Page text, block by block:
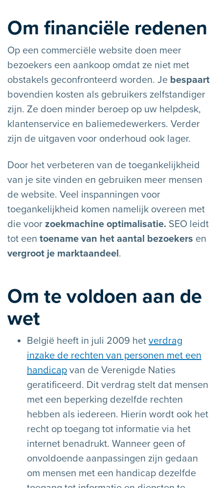
Om financiële redenen
Op een commerciële website doen meer
bezoekers een aankoop omdat ze niet met
obstakels geconfronteerd worden. Je bespaart
bovendien kosten als gebruikers zelfstandiger
zijn. Ze doen minder beroep op uw helpdesk,
klantenservice en baliemedewerkers. Verder
zijn de uitgaven voor onderhoud ook lager.
Door het verbeteren van de toegankelijkheid
van je site vinden en gebruiken meer mensen
de website. Veel inspanningen voor
toegankelijkheid komen namelijk overeen met
die voor zoekmachine optimalisatie. SEO leidt
tot een toename van het aantal bezoekers en
vergroot je marktaandeel.
Om te voldoen aan de
wet
België heeft in juli 2009 het verdrag
inzake de rechten van personen met een
handicap van de Verenigde Naties
geratificeerd. Dit verdrag stelt dat mensen
met een beperking dezelfde rechten
hebben als iedereen. Hierin wordt ook het
recht op toegang tot informatie via het
internet benadrukt. Wanneer geen of
onvoldoende aanpassingen zijn gedaan
om mensen met een handicap dezelfde